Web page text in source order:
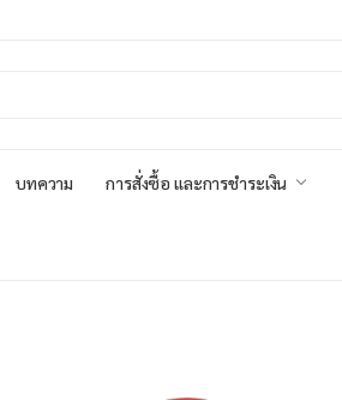
บทความ การสั่งซื้อ และการชำระเงิน